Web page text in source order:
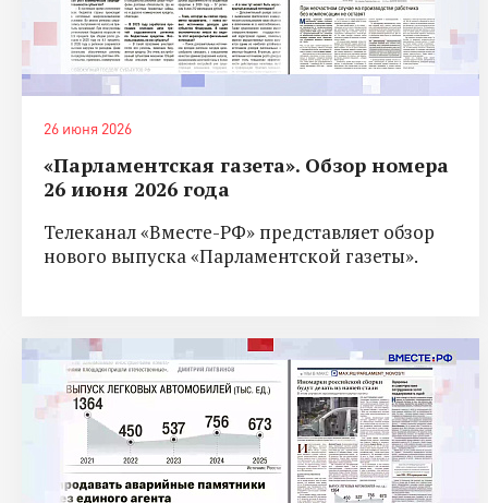
26 июня 2026
«Парламентская газета». Обзор номера
26 июня 2026 года
Телеканал «Вместе-РФ» представляет обзор
нового выпуска «Парламентской газеты».